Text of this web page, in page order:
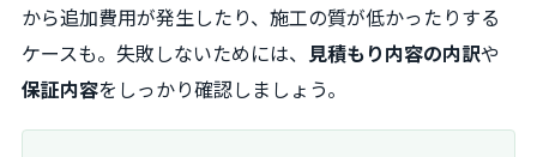
から追加費用が発生したり、施工の質が低かったりする
ケースも。失敗しないためには、 見積もり内容の内訳や
保証内容をしっかり確認しましょう。